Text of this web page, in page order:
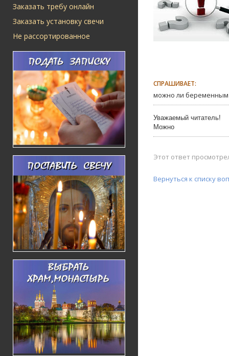
Заказать требу онлайн
Заказать установку свечи
Не рассортированное
СПРАШИВАЕТ:
можно ли
Уважаемый читатель!
Можно
Этот ответ
Вернуться к списку